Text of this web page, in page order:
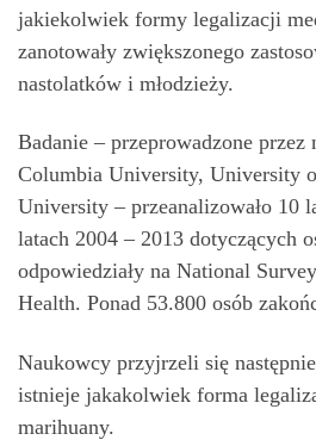
jakiekolwiek formy legalizacji
zanotowały zwiększonego
nastolatków i młodzieży.
Badanie – przeprowadzone przez
Columbia University, University
University – przeanalizowało 10
latach 2004 – 2013 dotyczących
odpowiedziały na National
Health. Ponad 53.800 osób
Naukowcy przyjrzeli się
istnieje jakakolwiek forma
marihuany.